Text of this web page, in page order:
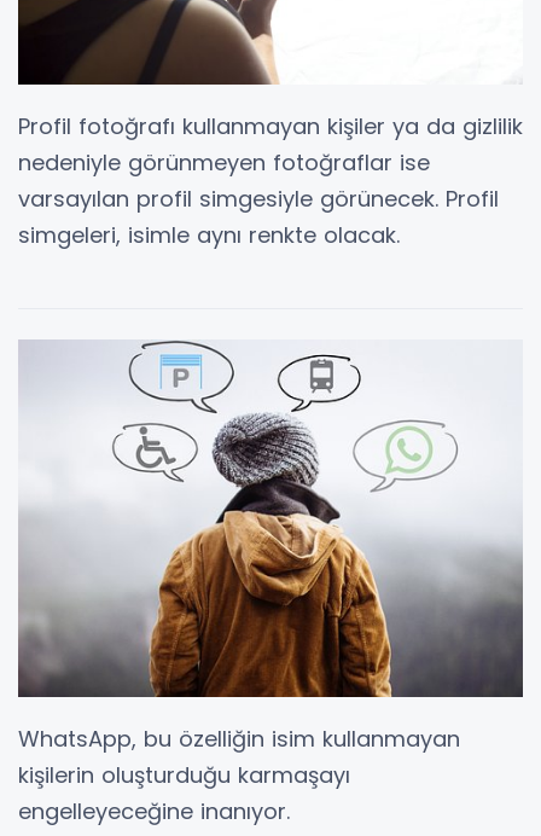
Profil fotoğrafı kullanmayan kişiler ya da gizlilik
nedeniyle görünmeyen fotoğraflar ise
varsayılan profil simgesiyle görünecek. Profil
simgeleri, isimle aynı renkte olacak.
WhatsApp, bu özelliğin isim kullanmayan
kişilerin oluşturduğu karmaşayı
engelleyeceğine inanıyor.